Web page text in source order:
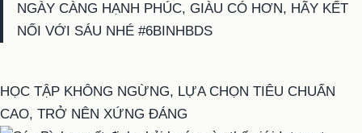
NGÀY CÀNG HẠNH PHÚC, GIÀU CÓ HƠN, HÃY KẾT
NỐI VỚI SÁU NHÉ #6BINHBDS
HỌC TẬP KHÔNG NGỪNG, LỰA CHỌN TIÊU CHUẨN
CAO, TRỞ NÊN XỨNG ĐÁNG